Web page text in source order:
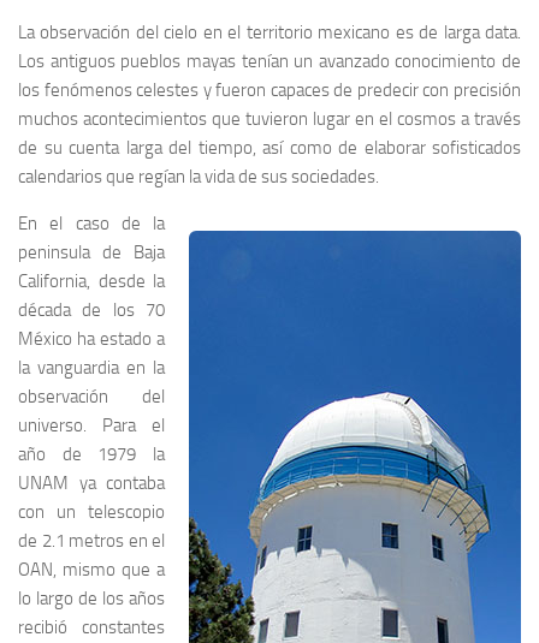
La observación del cielo en el territorio mexicano es de larga data.
Los antiguos pueblos mayas tenían un avanzado conocimiento de
los fenómenos celestes y fueron capaces de predecir con precisión
muchos acontecimientos que tuvieron lugar en el cosmos a través
de su cuenta larga del tiempo, así como de elaborar sofisticados
calendarios que regían la vida de sus sociedades.
En el caso de la
peninsula de Baja
California, desde la
década de los 70
México ha estado a
la vanguardia en la
observación del
universo. Para el
año de 1979 la
UNAM ya contaba
con un telescopio
de 2.1 metros en el
OAN, mismo que a
lo largo de los años
recibió constantes